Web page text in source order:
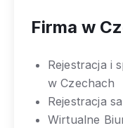
Firma w
Rejestracja i
w Czechach
Rejestracja
Wirtualne